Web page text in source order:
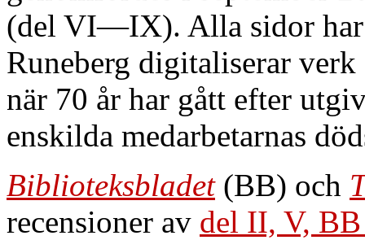
(del VI—IX). Alla sidor har
Runeberg digitaliserar
när 70 år har gått efter
enskilda medarbetarnas
Biblioteksbladet(BB) och
recensioner av del II, V,